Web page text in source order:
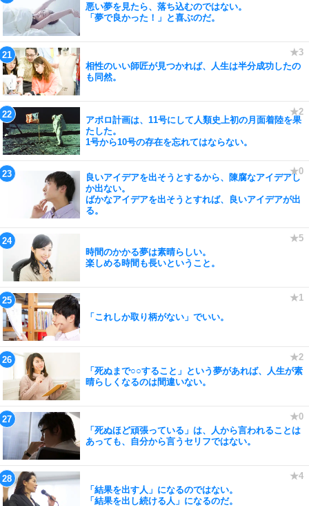
悪い夢を見たら、落ち込むのではない。
「夢で良かった！」と喜ぶのだ。
相性のいい師匠が見つかれば、人生は半分成功したの
も同然。
アポロ計画は、11号にして人類史上初の月面着陸を果
たした。
1号から10号の存在を忘れてはならない。
良いアイデアを出そうとするから、陳腐なアイデアし
か出ない。
ばかなアイデアを出そうとすれば、良いアイデアが出
る。
時間のかかる夢は素晴らしい。
楽しめる時間も長いということ。
「これしか取り柄がない」でいい。
「死ぬまで○○すること」という夢があれば、人生が素
晴らしくなるのは間違いない。
「死ぬほど頑張っている」は、人から言われることは
あっても、自分から言うセリフではない。
「結果を出す人」になるのではない。
「結果を出し続ける人」になるのだ。